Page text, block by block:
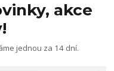
akce
jednou za 14 dní.